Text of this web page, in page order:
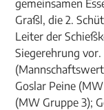
gemeinsamen
Graßl, die 2.
Leiter der
Siegerehrung vor.
Goslar Peine
(MW Gruppe 3);